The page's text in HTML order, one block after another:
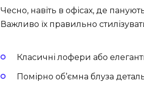
Чесно, навіть в офісах, де
Важливо їх правильно
Класичні лофери або
Помірно об’ємна блуза